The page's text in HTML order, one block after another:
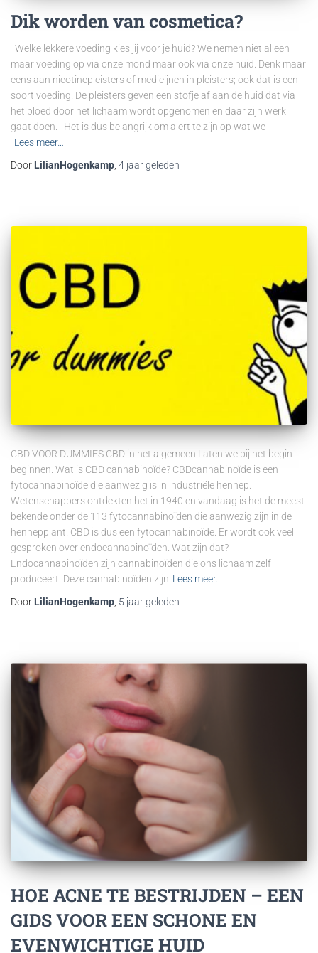
Dik worden van cosmetica?
Welke lekkere voeding kies jij voor je huid? We nemen niet alleen
maar voeding op via onze mond maar ook via onze huid. Denk maar
eens aan nicotinepleisters of medicijnen in pleisters; ook dat is een
soort voeding. De pleisters geven een stofje af aan de huid dat via
het bloed door het lichaam wordt opgenomen en daar zijn werk
gaat doen. Het is dus belangrijk om alert te zijn op wat we
Lees meer…
Door LilianHogenkamp, 4 jaargeleden
CBD VOOR DUMMIES CBD in het algemeen Laten we bij het begin
beginnen. Wat is CBD cannabinoïde? CBDcannabinoïde is een
fytocannabinoïde die aanwezig is in industriële hennep.
Wetenschappers ontdekten het in 1940 en vandaag is het de meest
bekende onder de 113 fytocannabinoïden die aanwezig zijn in de
hennepplant. CBD is dus een fytocannabinoïde. Er wordt ook veel
gesproken over endocannabinoïden. Wat zijn dat?
Endocannabinoïden zijn cannabinoïden die ons lichaam zelf
produceert. Deze cannabinoïden zijn Lees meer…
Door LilianHogenkamp 5 jaargeleden
HOE ACNE TE BESTRIJDEN – EEN
GIDS VOOR EEN SCHONE EN
EVENWICHTIGE HUID